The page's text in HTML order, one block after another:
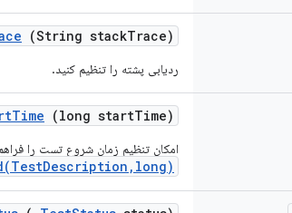
(String stackTrace)
ردیابی پشته را تنظیم کنید.
Time (long startTime)
امکان تنظیم زمان شروع تست را